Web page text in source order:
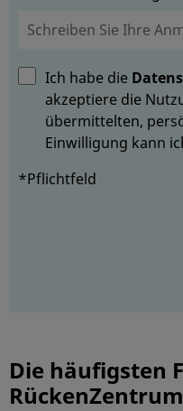
Ich habe die
akzeptiere die
übermittelten,
Einwilligung kann
*Pflichtfeld
Die häufigsten
RückenZentrum